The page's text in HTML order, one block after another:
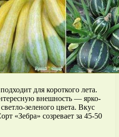
для короткого лета.
внешность — ярко-
зеленого цвета. Вкус
«Зебра» созревает за 45-50